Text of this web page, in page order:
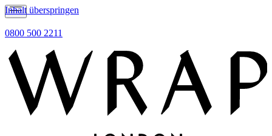
Inhalt überspringen
0800 500 2211